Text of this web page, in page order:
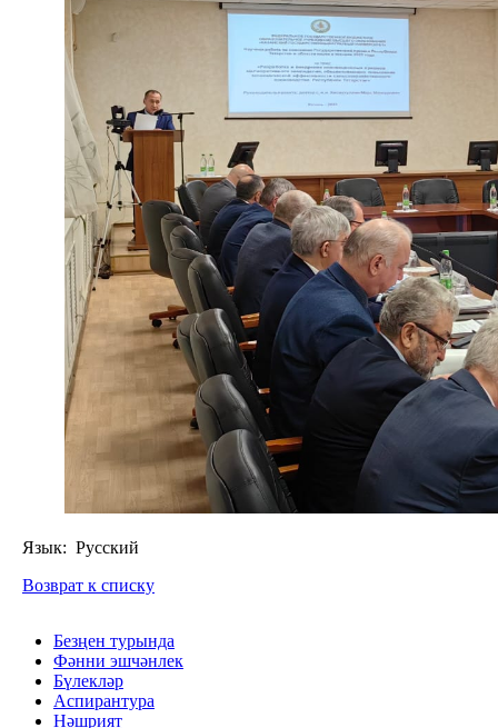
Язык: Русский
Возврат к списку
Безңен турында
Фәнни эшчәнлек
Бүлекләр
Аспирантура
Нәшрият